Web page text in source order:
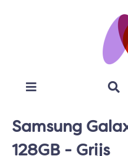
Samsung
128GB - Grijs